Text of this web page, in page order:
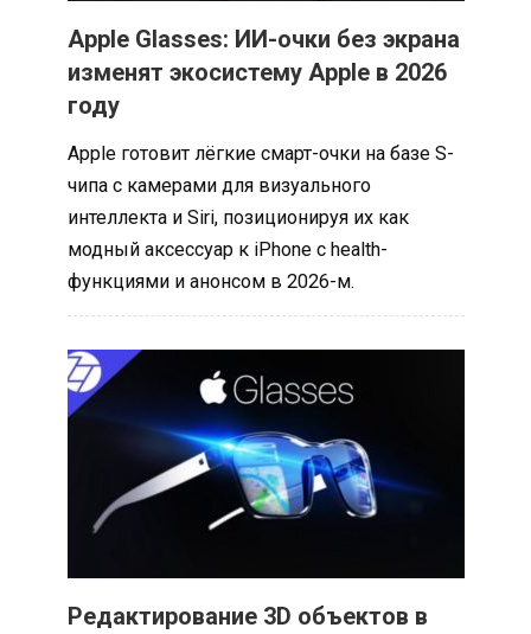
Apple Glasses: ИИ-очки без экрана
изменят экосистему Apple в 2026
году
Apple готовит лёгкие смарт-очки на базе S-
чипа с камерами для визуального
интеллекта и Siri, позиционируя их как
модный аксессуар к iPhone с health-
функциями и анонсом в 2026-м.​
Редактирование 3D объектов в